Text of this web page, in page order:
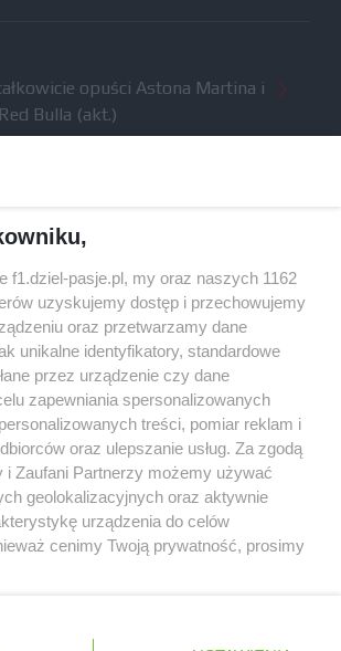
opuści Astona Martina i
Bulla (akt.)
o 61 procent względem
sobie skalę problemów z
w styczniu
jeszcze cztery duże
w 2026 roku
© 2004 - 2026 GPmedia
Kopiowanie treści bez
zgody autorów zabronione.
sposób z grupą przedsiębiorstw Formula
z którego korzystasz, używa plików
to pliki instalowane w urządzeniach
korzystających z serwisu, w celu
serwisem, poprawy jakości
f1.dziel-pasje.pl, my oraz naszych 1162
uzyskujemy dostęp i przechowujemy
oraz przetwarzamy dane
unikalne identyfikatory, standardowe
przez urządzenie czy dane
zapewniania spersonalizowanych
treści, pomiar reklam i
oraz ulepszanie usług. Za zgodą
i Zaufani Partnerzy możemy używać
geolokalizacyjnych oraz aktywnie
urządzenia do celów
cenimy Twoją prywatność, prosimy
się w lewym dolnym rogu strony